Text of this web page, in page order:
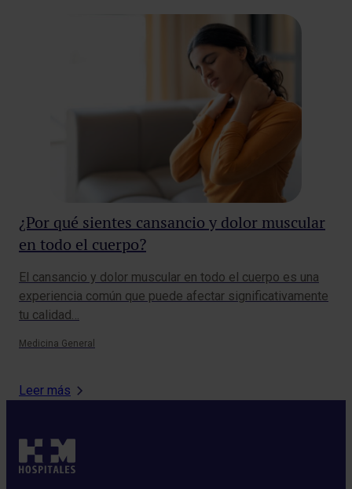
¿Por qué sientes cansancio y dolor muscular
en todo el cuerpo?
El cansancio y dolor muscular en todo el cuerpo es una
experiencia común que puede afectar significativamente
tu calidad…
Medicina General
Leer más